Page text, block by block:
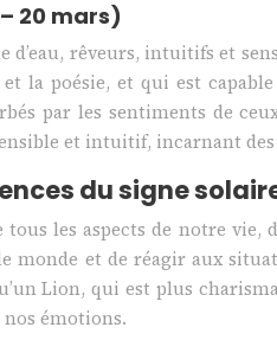
20 mars)
d’eau, rêveurs, intuitifs et
la poésie, et qui est
par les sentiments de
et intuitif, incarnant
du signe
les aspects de notre
monde et de réagir aux
Lion, qui est plus
émotions.